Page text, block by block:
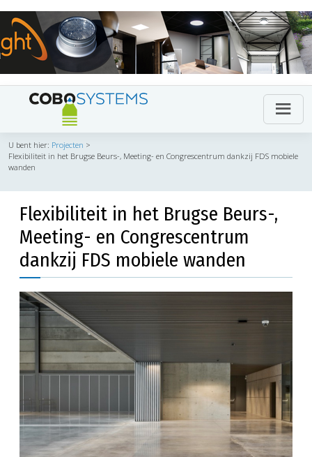
U bent hier: Projecten >
Flexibiliteit in het Brugse Beurs-, Meeting- en Congrescentrum dankzij FDS mobiele
wanden
Flexibiliteit in het Brugse Beurs-,
Meeting- en Congrescentrum
dankzij FDS mobiele wanden